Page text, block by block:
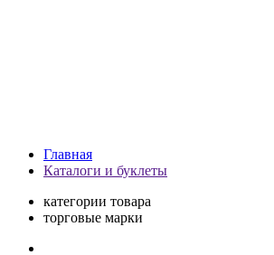
Главная
Каталоги и буклеты
категории товара
торговые марки